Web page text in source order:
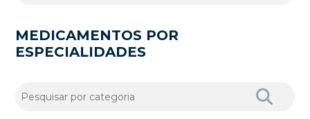
MEDICAMENTOS POR
ESPECIALIDADES